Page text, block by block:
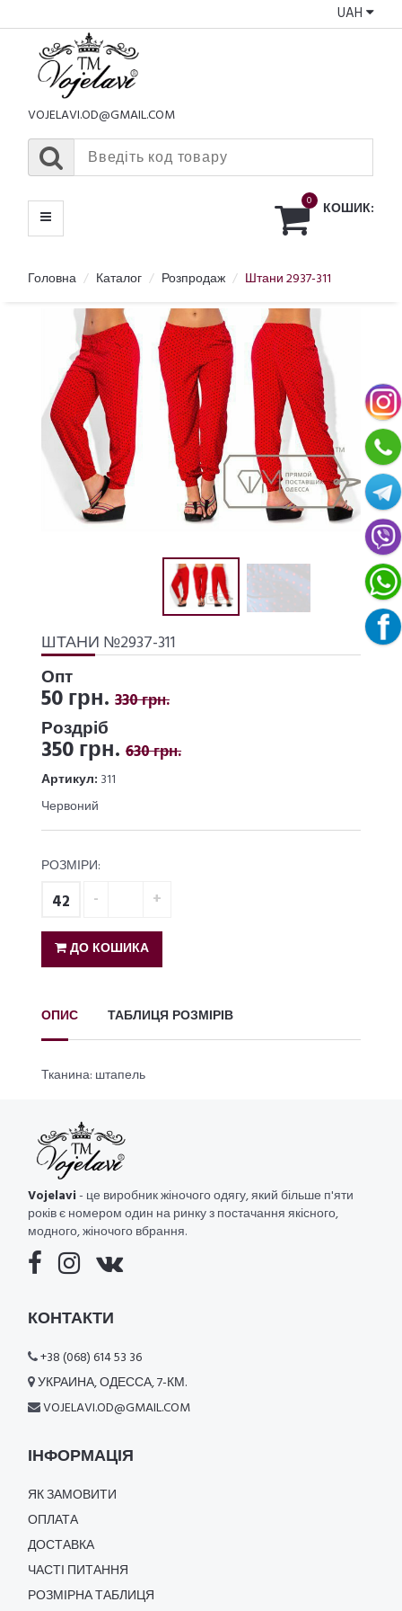
UAH
VOJELAVI.OD@GMAIL.COM
0 КОШИК:
МЕНЮ
Головна Каталог Розпродаж Штани 2937-311
ШТАНИ №2937-311
Опт
50 грн. 330 грн.
Роздріб
350 грн. 630 грн.
Артикул: 311
Червоний
РОЗМІРИ:
42
ДО КОШИКА
ОПИС ТАБЛИЦЯ РОЗМІРІВ
Тканина: штапель
Vojelavi- це виробник жіночого одягу, який більше п'яти
років є номером один на ринку з постачання якісного,
модного, жіночого вбрання.
КОНТАКТИ
+38 (068) 614 53 36
УКРАИНА, ОДЕССА, 7-КМ.
VOJELAVI.OD@GMAIL.COM
ІНФОРМАЦІЯ
ЯК ЗАМОВИТИ
ОПЛАТА
ДОСТАВКА
ЧАСТІ ПИТАННЯ
РОЗМІРНА ТАБЛИЦЯ